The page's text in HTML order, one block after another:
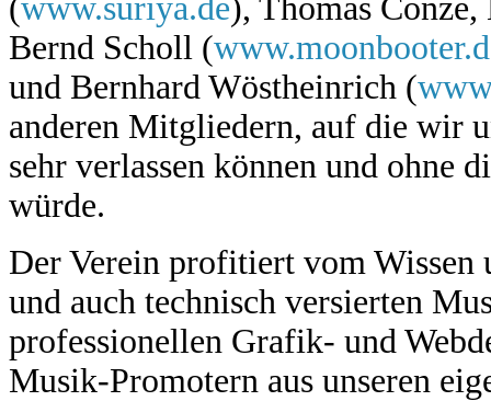
(www.suriya.de), Thomas Conze,
Bernd Scholl (
und Bernhard Wöstheinrich (
anderen Mitgliedern, auf die wir
sehr verlassen können und ohne
würde.
Der Verein profitiert vom Wissen
und auch technisch versierten
professionellen Grafik- und
Musik-Promotern aus unseren